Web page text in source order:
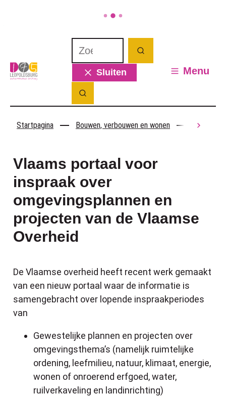
Leopoldsburg
Zoeken
Sluiten
Zoek tonen / verbergen
Menu
scroll
Startpagina Bouwen, verbouwen en wonen Inspraak
Vlaams portaal voor
inspraak over
omgevingsplannen en
projecten van de Vlaamse
Overheid
De Vlaamse overheid heeft recent werk gemaakt
van een nieuw portaal waar de informatie is
samengebracht over lopende inspraakperiodes
van
Gewestelijke plannen en projecten over
omgevingsthema’s (namelijk ruimtelijke
ordening, leefmilieu, natuur, klimaat, energie,
wonen of onroerend erfgoed, water,
ruilverkaveling en landinrichting)